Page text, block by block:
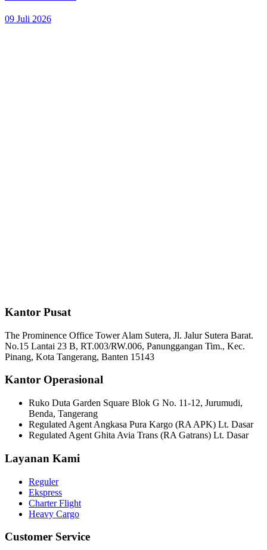
09 Juli 2026
Kantor Pusat
The Prominence Office Tower Alam Sutera, Jl. Jalur Sutera Barat.
No.15 Lantai 23 B, RT.003/RW.006, Panunggangan Tim., Kec.
Pinang, Kota Tangerang, Banten 15143
Kantor Operasional
Ruko Duta Garden Square Blok G No. 11-12, Jurumudi,
Benda, Tangerang
Regulated Agent Angkasa Pura Kargo (RA APK) Lt. Dasar
Regulated Agent Ghita Avia Trans (RA Gatrans) Lt. Dasar
Layanan Kami
Reguler
Ekspress
Charter Flight
Heavy Cargo
Customer Service